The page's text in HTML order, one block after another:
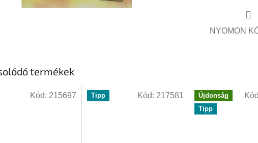
NYOMON
termékek
Kód: 215697 Tipp Kód: 217581
Újdonság
Tipp